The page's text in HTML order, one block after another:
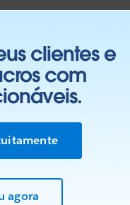
clientes e
com
agora